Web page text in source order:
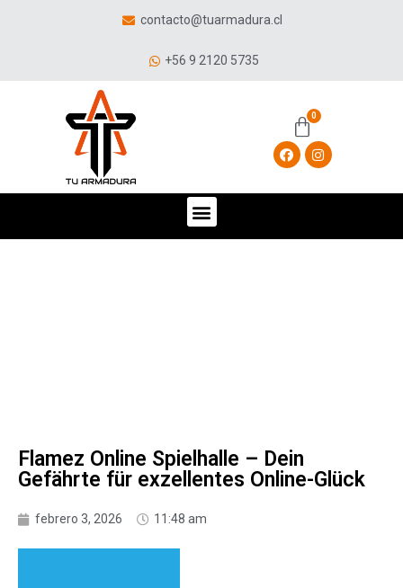
contacto@tuarmadura.cl
+56 9 2120 5735
Flamez Online Spielhalle – Dein
Gefährte für exzellentes Online-Glück
febrero 3, 2026 11:48 am